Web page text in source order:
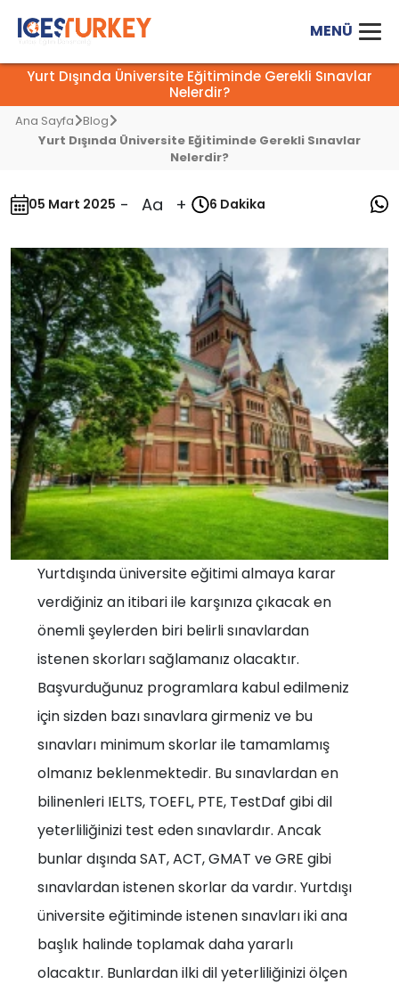
Yurt Dışında Üniversite Eğitiminde Gerekli Sınavlar
Nelerdir?
Ana Sayfa Blog
Yurt Dışında Üniversite Eğitiminde Gerekli Sınavlar
Nelerdir?
05 Mart 2025 - Aa + 6 Dakika
Yurtdışında üniversite eğitimi almaya karar
verdiğiniz an itibari ile karşınıza çıkacak en
önemli şeylerden biri belirli sınavlardan
istenen skorları sağlamanız olacaktır.
Başvurduğunuz programlara kabul edilmeniz
için sizden bazı sınavlara girmeniz ve bu
sınavları minimum skorlar ile tamamlamış
olmanız beklenmektedir. Bu sınavlardan en
bilinenleri IELTS, TOEFL, PTE, TestDaf gibi dil
yeterliliğinizi test eden sınavlardır. Ancak
bunlar dışında SAT, ACT, GMAT ve GRE gibi
sınavlardan istenen skorlar da vardır. Yurtdışı
üniversite eğitiminde istenen sınavları iki ana
başlık halinde toplamak daha yararlı
olacaktır. Bunlardan ilki dil yeterliliğinizi ölçen